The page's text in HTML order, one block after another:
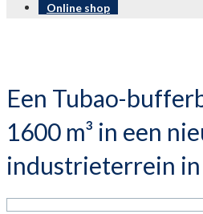
Online shop
Een Tubao-
1600 m³ in een
industrieterrein in